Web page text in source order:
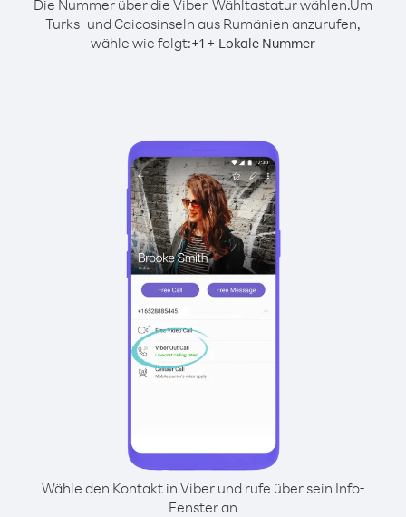
Die Nummer über die Viber-Wähltastatur wählen.Um
Turks- und Caicosinseln aus Rumänien anzurufen,
wähle wie folgt:+1 + Lokale Nummer
Wähle den Kontakt in Viber und rufe über sein Info-
Fenster an